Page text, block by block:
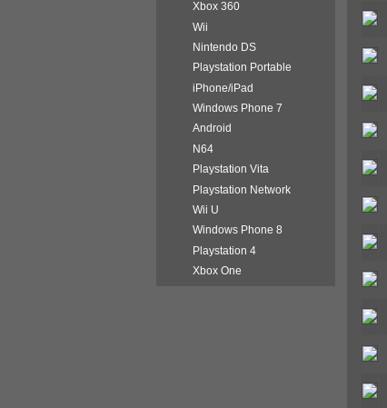
Xbox 360
Wii
Nintendo DS
Playstation Portable
iPhone/iPad
Windows Phone 7
Android
N64
Playstation Vita
Playstation Network
Wii U
Windows Phone 8
Playstation 4
Xbox One